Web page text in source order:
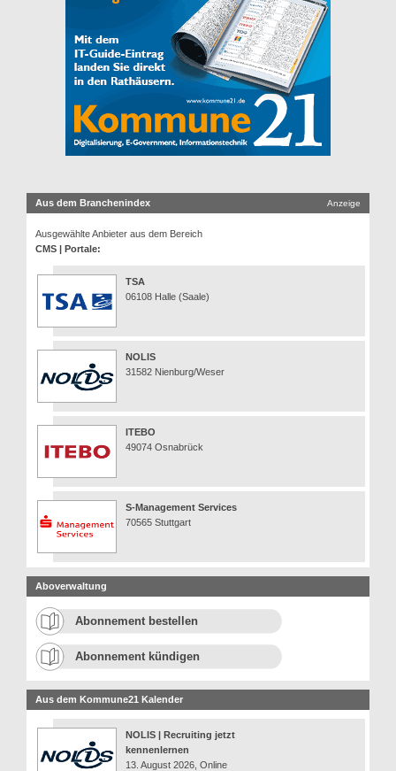
Aus dem Branchenindex Anzeige
Ausgewählte Anbieter aus dem Bereich
CMS | Portale:
TSA
06108 Halle (Saale)
NOLIS
31582 Nienburg/Weser
ITEBO
49074 Osnabrück
S-Management Services
70565 Stuttgart
Aboverwaltung
Abonnement bestellen
Abonnement kündigen
Aus dem Kommune21 Kalender
NOLIS | Recruiting jetzt
kennenlernen
13. August 2026, Online